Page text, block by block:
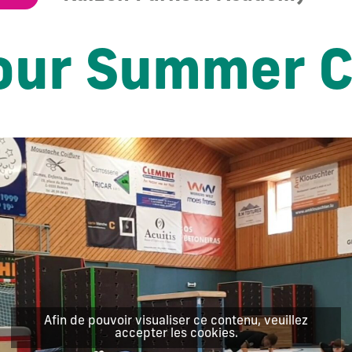
Summer
Afin de pouvoir visualiser ce contenu, veuillez
accepter les cookies.